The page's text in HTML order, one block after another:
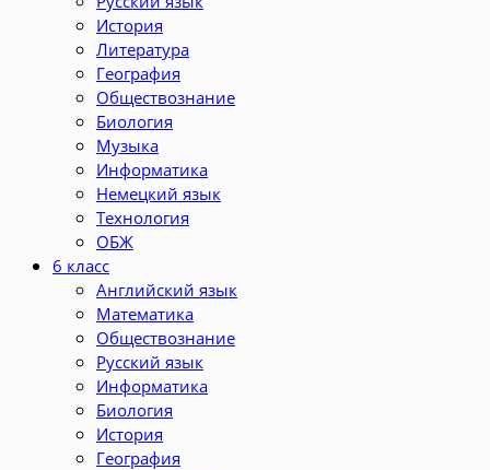
История
Литература
География
Обществознание
Биология
Музыка
Информатика
Немецкий язык
Технология
ОБЖ
6 класс
Английский язык
Математика
Обществознание
Русский язык
Информатика
Биология
История
География